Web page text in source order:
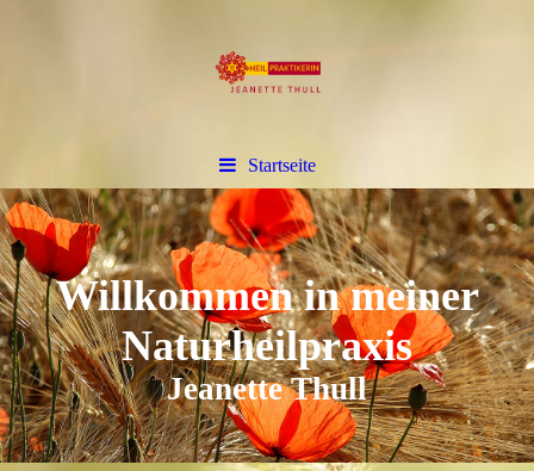
Startseite
Willkommen in meiner
Naturheilpraxis
Jeanette Thull